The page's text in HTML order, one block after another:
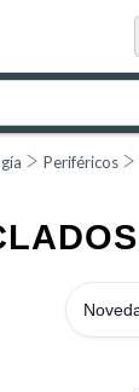
Periféricos